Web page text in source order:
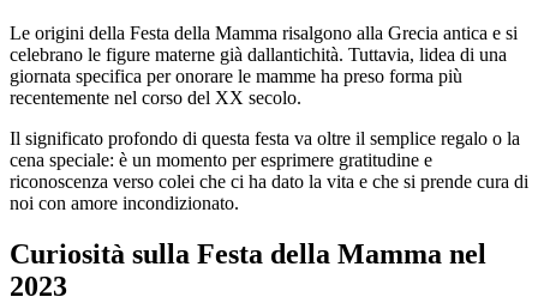
Le origini della Festa della Mamma risalgono alla Grecia antica e si
celebrano le figure materne già dallantichità. Tuttavia, lidea di una
giornata specifica per onorare le mamme ha preso forma più
recentemente nel corso del XX secolo.
Il significato profondo di questa festa va oltre il semplice regalo o la
cena speciale: è un momento per esprimere gratitudine e
riconoscenza verso colei che ci ha dato la vita e che si prende cura di
noi con amore incondizionato.
Curiosità sulla Festa della Mamma nel
2023